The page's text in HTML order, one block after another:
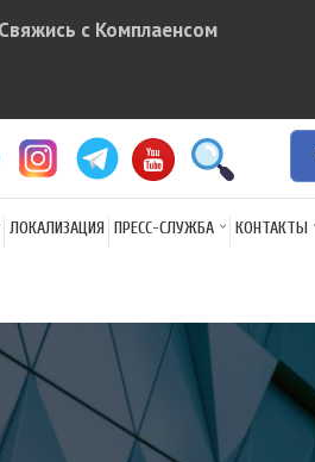
Свяжись с Комплаенсом
ЛОКАЛИЗАЦИЯ ПРЕСС-СЛУЖБА КОНТАКТЫ